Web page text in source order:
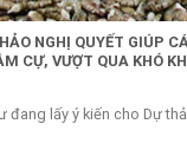
NGHỊ QUYẾT GIÚP
CỰ, VƯỢT QUA KHÓ
đang lấy ý kiến cho Dự